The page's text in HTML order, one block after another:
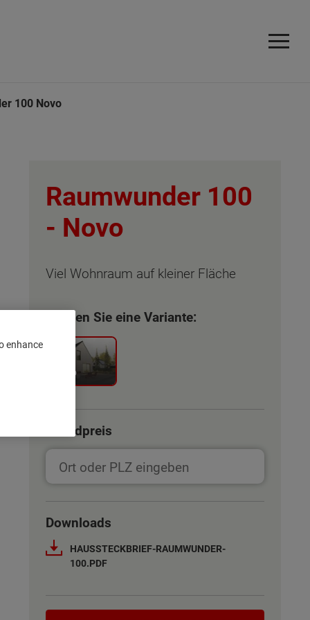
100 Novo
Raumwunder 100
- Novo
Viel Wohnraum auf kleiner Fläche
Wählen Sie eine Variante:
Novo
Grundpreis
Downloads
HAUSSTECKBRIEF-RAUMWUNDER-
100.PDF
enhance